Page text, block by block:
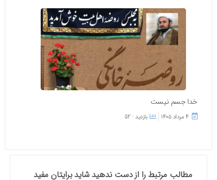
خدا جسم نیست
۴ مرداد ۱۴۰۵ بازدید : 52
مطالب مرتبط را از دست ندهید شاید برایتان مفید